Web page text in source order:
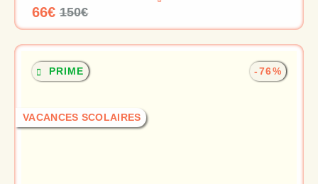
66€ 150€
PRIME
VACANCES SCOLAIRES
-76%